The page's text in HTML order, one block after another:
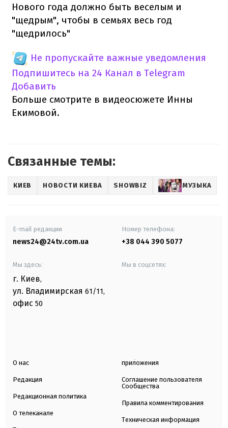
Нового года должно быть веселым и
"щедрым", чтобы в семьях весь год
"щедрилось"
Не пропускайте важные уведомления
Подпишитесь на 24 Канал в Telegram
Добавить
Больше смотрите в видеосюжете Инны
Екимовой.
Связанные темы:
КИЕВ НОВОСТИ КИЕВА SHOWBIZ МУЗЫКА
E-mail редакции
news24@24tv.com.ua
Номер телефона:
+38 044 390 5077
Мы здесь:
г. Киев,
ул. Владимирская 61/11,
офис 50
Мы в соцсетях:
О нас
Редакция
Редакционная политика
О телеканале
приложения
Соглашение пользователя
Сообщества
Правила комментирования
Техническая информация